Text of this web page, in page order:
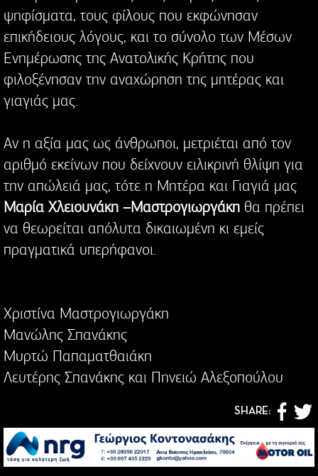
ψηφίσματα, τους φίλους που εκφώνησαν
επικήδειους λόγους, και το σύνολο των Μέσων
Ενημέρωσης της Ανατολικής Κρήτης που
φιλοξένησαν την αναχώρηση της μητέρας και
γιαγιάς μας.
Αν η αξία μας ως άνθρωποι, μετριέται από τον
αριθμό εκείνων που δείχνουν ειλικρινή θλίψη για
την απώλειά μας, τότε η Μητέρα και Γιαγιά μας
Μαρία Χλειουνάκη –Μαστρογιωργάκη θα πρέπει
να θεωρείται απόλυτα δικαιωμένη κι εμείς
πραγματικά υπερήφανοι.
Χριστίνα Μαστρογιωργάκη
Μανώλης Σπανάκης
Μυρτώ Παπαματθαιάκη
Λευτέρης Σπανάκης και Πηνειώ Αλεξοπούλου
SHARE: